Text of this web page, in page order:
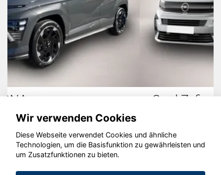
Opel Zafira
© konjunkturmotor.de GmbH 2020 - 2026
Wir verwenden Cookies
Diese Webseite verwendet Cookies und ähnliche
Technologien, um die Basisfunktion zu gewährleisten und
um Zusatzfunktionen zu bieten.